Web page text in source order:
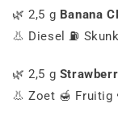
🌿 2,5 g Banana
👃 Diesel ⛽
🌿 2,5 g
👃 Zoet 🍯 Fruitig